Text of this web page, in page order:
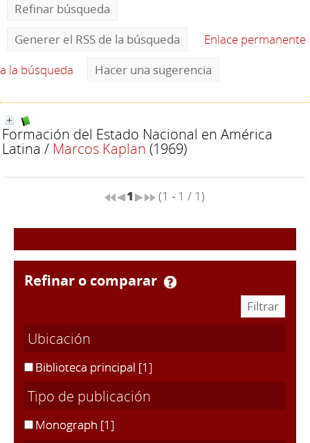
Refinar búsqueda
Generer el RSS de la búsqueda
Enlace permanente
a la búsqueda
Hacer una sugerencia
Formación del Estado Nacional en América
Latina / Marcos Kaplan (1969)
1 (1 - 1 / 1)
refinar o comparar
Ubicación
Biblioteca principal [1]
Tipo de publicación
Monograph [1]